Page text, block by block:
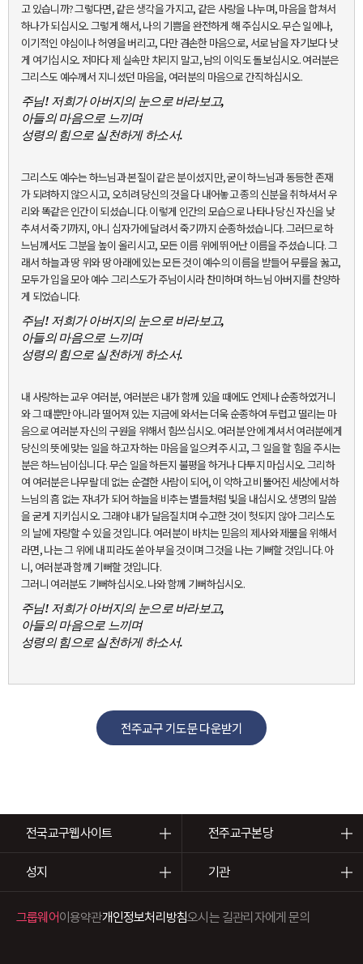
고 있습니까? 그렇다면, 같은 생각을 가지고, 같은 사랑을 나누며, 마음을 합쳐서
하나가 되십시오. 그렇게 해서, 나의 기쁨을 완전하게 해 주십시오. 무슨 일에나,
이기적인 야심이나 허영을 버리고, 다만 겸손한 마음으로, 서로 남을 자기보다 낫
게 여기십시오. 저마다 제 실속만 차리지 말고, 남의 이익도 돌보십시오. 여러분은
그리스도 예수께서 지니셨던 마음을, 여러분의 마음으로 간직하십시오.
주님! 저희가 아버지의 눈으로 바라보고,
아들의 마음으로 느끼며
성령의 힘으로 실천하게 하소서.
그리스도 예수는 하느님과 본질이 같은 분이셨지만, 굳이 하느님과 동등한 존재
가 되려하지 않으시고, 오히려 당신의 것을 다 내어놓고 종의 신분을 취하셔서 우
리와 똑같은 인간이 되셨습니다. 이렇게 인간의 모습으로 나타나 당신 자신을 낮
추셔서 죽기까지, 아니 십자가에 달려서 죽기까지 순종하셨습니다. 그러므로 하
느님께서도 그분을 높이 올리시고, 모든 이름 위에 뛰어난 이름을 주셨습니다. 그
래서 하늘과 땅 위와 땅 아래에 있는 모든 것이 예수의 이름을 받들어 무릎을 꿇고,
모두가 입을 모아 예수 그리스도가 주님이시라 찬미하며 하느님 아버지를 찬양하
게 되었습니다.
주님! 저희가 아버지의 눈으로 바라보고,
아들의 마음으로 느끼며
성령의 힘으로 실천하게 하소서.
내 사랑하는 교우 여러분, 여러분은 내가 함께 있을 때에도 언제나 순종하였거니
와 그 때뿐만 아니라 떨어져 있는 지금에 와서는 더욱 순종하여 두렵고 떨리는 마
음으로 여러분 자신의 구원을 위해서 힘쓰십시오. 여러분 안에 계셔서 여러분에게
당신의 뜻에 맞는 일을 하고자 하는 마음을 일으켜 주시고, 그 일을 할 힘을 주시는
분은 하느님이십니다. 무슨 일을 하든지 불평을 하거나 다투지 마십시오. 그리하
여 여러분은 나무랄 데 없는 순결한 사람이 되어, 이 악하고 비뚤어진 세상에서 하
느님의 흠 없는 자녀가 되어 하늘을 비추는 별들처럼 빛을 내십시오. 생명의 말씀
을 굳게 지키십시오. 그래야 내가 달음질치며 수고한 것이 헛되지 않아 그리스도
의 날에 자랑할 수 있을 것입니다. 여러분이 바치는 믿음의 제사와 제물을 위해서
라면, 나는 그 위에 내 피라도 쏟아 부을 것이며 그것을 나는 기뻐할 것입니다. 아
니, 여러분과 함께 기뻐할 것입니다.
그러니 여러분도 기뻐하십시오. 나와 함께 기뻐하십시오.
주님! 저희가 아버지의 눈으로 바라보고,
아들의 마음으로 느끼며
성령의 힘으로 실천하게 하소서.
전주교구 기도문 다운받기
전국교구웹사이트 전주교구본당
성지 기관
그룹웨어이용약관개인정보처리방침오시는 길관리자에게 문의